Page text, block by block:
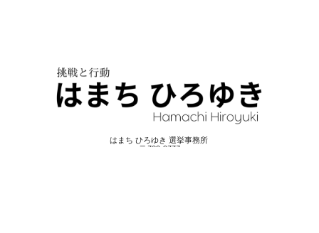
はまち ひろゆき 選挙事務所
〒300-0333